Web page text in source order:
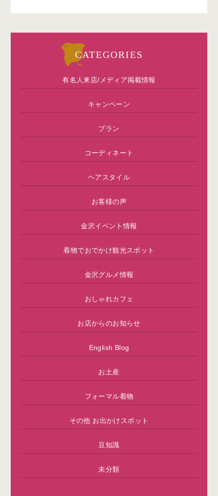
CATEGORIES
有名人来店/メディア掲載情報
キャンペーン
プラン
コーディネート
ヘアスタイル
お客様の声
金沢イベント情報
着物でおでかけ観光スポット
金沢グルメ情報
おしゃれカフェ
お店からのお知らせ
English Blog
お土産
フォーマル着物
その他 お出かけスポット
豆知識
未分類